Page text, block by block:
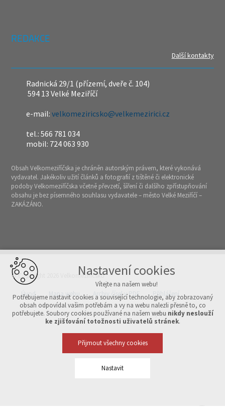
REDAKCE
Další kontakty
Radnická 29/1 (přízemí, dveře č. 104)
594 13 Velké Meziříčí
e-mail:velkomeziricsko@velkemezirici.cz
tel.: 566 781 034
mobil: 724 063 930
Obsah Velkomeziříčska je chráněn autorským právem, které vykonává
vydavatel. Jakékoliv užití článků a fotografií z tištěné či elektronické
podoby Velkomeziříčska včetně převzetí, šíření či dalšího zpřístupňování
obsahu je bez písemného souhlasu vydavatele – město Velké Meziříčí –
ZAKÁZÁNO.
© Copyright 2026 Velkomeziříčsko
Úvod Mapa webu Archiv čísel v PDF Přihlášení
Vytvořeno v xart.cz
Nastavení cookies
Vítejte na našem webu!
Potřebujeme nastavit cookies a související technologie, aby zobrazovaný
obsah odpovídal vašim potřebám a vy na webu nalezli přesně to, co
potřebujete. Soubory cookies používané na našem webu nikdy neslouží
ke zjišťování totožnosti uživatelů stránek.
Přijmout všechny cookies
Nastavit